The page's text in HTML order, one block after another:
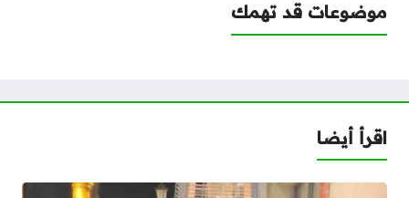
موضوعات قد تهمك
اقرأ أيضا